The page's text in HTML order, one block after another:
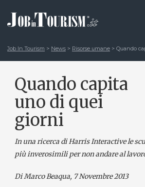
Job In Tourism > News > Risorse umane > Quando
Quando capita
uno di quei
giorni
In una ricerca di Harris Interactive le
più inverosimili per non andare al
Di Marco Beaqua, 7 Novembre 2013